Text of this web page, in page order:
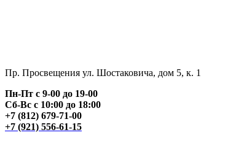
Пр. Просвещения ул. Шостаковича, дом 5, к. 1
Пн-Пт с 9-00 до 19-00
Сб-Вс с 10:00 до 18:00
+7 (812) 679-71-00
+7 (921) 556-61-15